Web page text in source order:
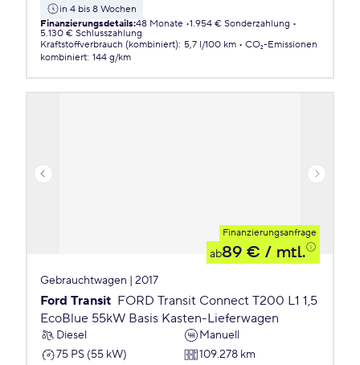
in 4 bis 8 Wochen
Finanzierungsdetails:48 Monate 1.954 € Sonderzahlung
5.130 € Schlusszahlung
Kraftstoffverbrauch (kombiniert): 5,7 l/100 km
CO₂-Emissionen
kombiniert: 144 g/km
Finanzierungsanfrage
ab89 € / mtl.
Gebrauchtwagen | 2017
Ford Transit FORD Transit Connect T200 L1 1,5
EcoBlue 55kW Basis Kasten-Lieferwagen
Diesel
Manuell
75 PS (55 kW)
109.278 km